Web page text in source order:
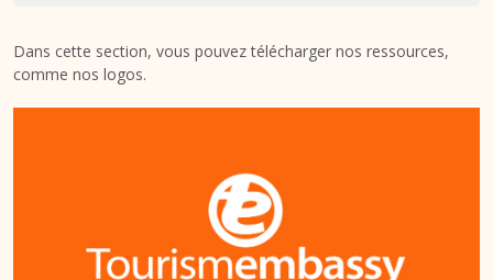
Dans cette section, vous pouvez télécharger nos ressources,
comme nos logos.